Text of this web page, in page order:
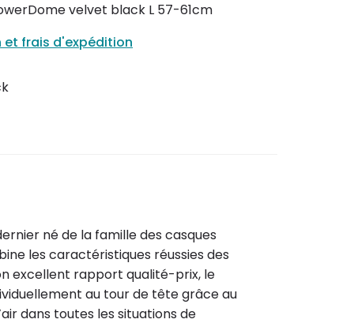
velvet black L 57-61cm
et frais d'expédition
né de la famille des casques
les caractéristiques réussies des
excellent rapport qualité-prix, le
au tour de tête grâce au
dans toutes les situations de